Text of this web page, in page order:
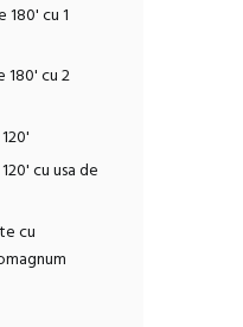
cu 1
180' cu 2
cu usa de
cu